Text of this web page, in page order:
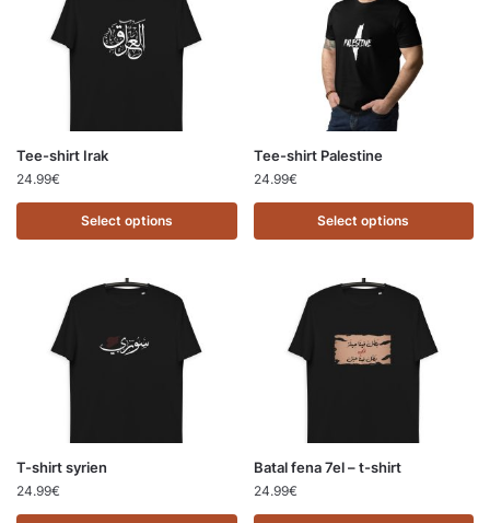
Tee-shirt Irak
24.99€
Select options
Tee-shirt Palestine
24.99€
Select options
T-shirt syrien
24.99€
Batal fena 7el – t-shirt
24.99€